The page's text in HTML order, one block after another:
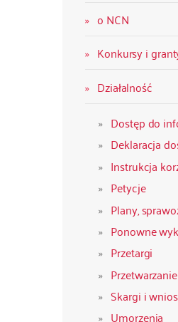
o NCN
Konkursy i
Działalność
Dostęp do
Deklaracja
Instrukcja
Petycje
Plany,
Ponowne
Przetargi
Skargi i
Umorzenia